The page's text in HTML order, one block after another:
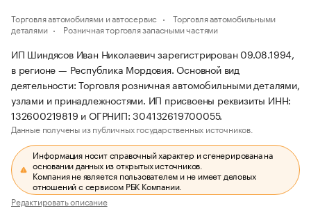
Торговля автомобилями и автосервис
Торговля автомобильными
деталями
Розничная торговля запасными частями
ИП Шиндясов Иван Николаевич зарегистрирован 09.08.1994,
в регионе — Республика Мордовия. Основной вид
деятельности: Торговля розничная автомобильными деталями,
узлами и принадлежностями. ИП присвоены реквизиты ИНН:
132600219819 и ОГРНИП: 304132619700055.
Данные получены из публичных государственных источников.
Информация носит справочный характер и сгенерирована на
основании данных из открытых источников.
Компания не является пользователем и не имеет деловых
отношений с сервисом РБК Компании.
Редактировать описание